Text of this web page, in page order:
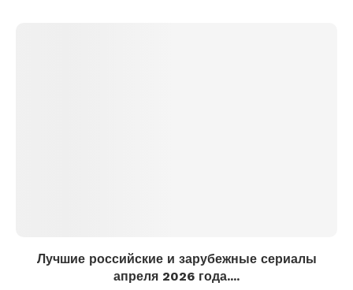
Лучшие российские и зарубежные сериалы
апреля 2026 года....